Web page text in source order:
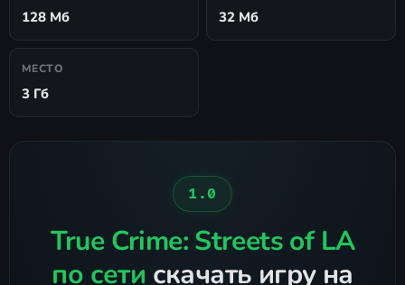
128 Мб 32 Мб
МЕСТО
3 Гб
1.0
True Crime: Streets of LA
по сети скачать игру на